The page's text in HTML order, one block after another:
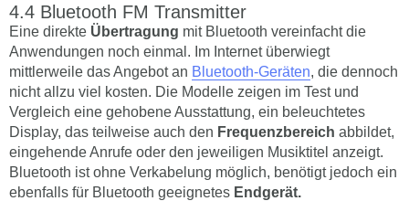
Bluetooth FM Transmitter
Eine direkte Übertragung mit Bluetooth vereinfacht die
Anwendungen noch einmal. Im Internet überwiegt
mittlerweile das Angebot an Bluetooth-Geräten, die dennoch
nicht allzu viel kosten. Die Modelle zeigen im Test und
Vergleich eine gehobene Ausstattung, ein beleuchtetes
Display, das teilweise auch den Frequenzbereich abbildet,
eingehende Anrufe oder den jeweiligen Musiktitel anzeigt.
Bluetooth ist ohne Verkabelung möglich, benötigt jedoch ein
ebenfalls für Bluetooth geeignetes Endgerät.